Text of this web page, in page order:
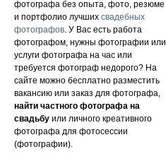
фотографа без опыта, фото, резюме
и портфолио лучших свадебных
фотографов. У Вас есть работа
фотографом, нужны фотографии или
услуги фотографа на час или
требуется фотограф недорого? На
сайте можно бесплатно разместить
вакансию или заказ для фотографа,
найти частного фотографа на
свадьбу или личного креативного
фотографа для фотосессии
(фотографии).